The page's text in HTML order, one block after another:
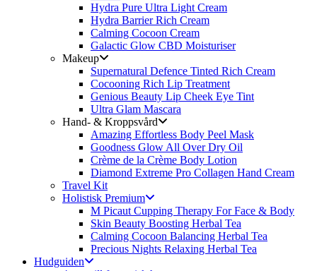
Hydra Pure Ultra Light Cream
Hydra Barrier Rich Cream
Calming Cocoon Cream
Galactic Glow CBD Moisturiser
Makeup
Supernatural Defence Tinted Rich Cream
Cocooning Rich Lip Treatment
Genious Beauty Lip Cheek Eye Tint
Ultra Glam Mascara
Hand- & Kroppsvård
Amazing Effortless Body Peel Mask
Goodness Glow All Over Dry Oil
Crème de la Crème Body Lotion
Diamond Extreme Pro Collagen Hand Cream
Travel Kit
Holistisk Premium
M Picaut Cupping Therapy For Face & Body
Skin Beauty Boosting Herbal Tea
Calming Cocoon Balancing Herbal Tea
Precious Nights Relaxing Herbal Tea
Hudguiden